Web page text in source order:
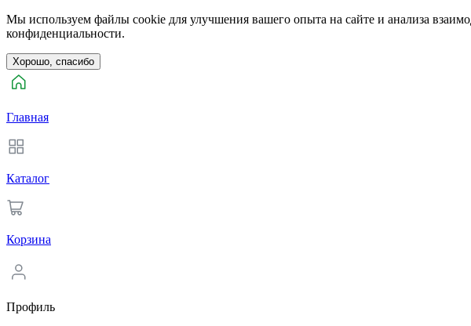
Мы используем файлы cookie для улучшения вашего опыта на сайте и анализа
конфиденциальности.
Хорошо, спасибо
Главная
Каталог
Корзина
Профиль